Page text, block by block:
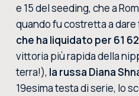
e 15 del seeding, che a
quando fu costretta a
che ha liquidato per 61
vittoria più rapida della
terra!), la russa Diana
19esima testa di serie, lo